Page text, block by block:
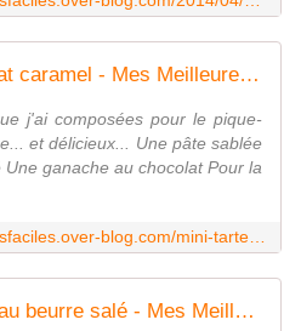
mini tartelettes chocolat caramel - Mes Meilleures Recettes Faciles
j'ai composées pour le pique-
et délicieux... Une pâte sablée
ganache au chocolat Pour la
Mug cake au caramel au beurre salé - Mes Meilleures Recettes Faciles